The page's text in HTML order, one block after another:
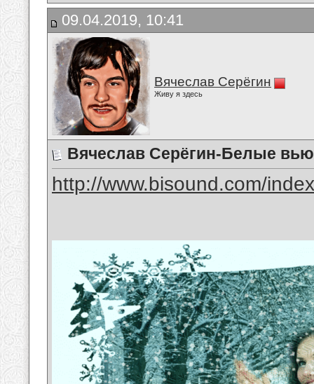
09.04.2019, 10:41
Вячеслав Серёгин
Живу я здесь
Вячеслав Серёгин-Белые
http://www.bisound.com/